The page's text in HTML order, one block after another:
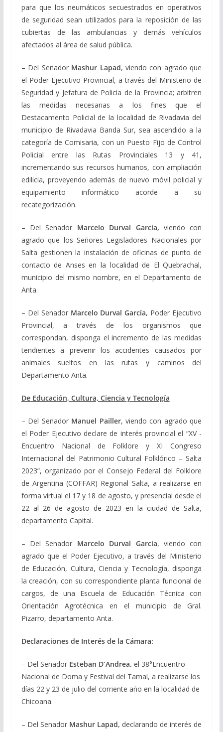
para que los neumáticos secuestrados en operativos
de seguridad sean utilizados para la reposición de las
cubiertas de las ambulancias y demás vehículos
afectados al área de salud pública.
– Del Senador Mashur Lapad, viendo con agrado que
el Poder Ejecutivo Provincial, a través del Ministerio de
Seguridad y Jefatura de Policía de la Provincia; arbitren
las medidas necesarias a los fines que el
Destacamento Policial de la localidad de Rivadavia del
municipio de Rivadavia Banda Sur, sea ascendido a la
categoría de Comisaria, con un Puesto Fijo de Control
Policial entre las Rutas Provinciales 13 y 41,
incrementando sus recursos humanos, con ampliación
edilicia, proveyendo además de nuevo móvil policial y
equipamiento informático acorde a su
recategorización.
– Del Senador Marcelo Durval García, viendo con
agrado que los Señores Legisladores Nacionales por
Salta gestionen la instalación de oficinas de punto de
contacto de Anses en la localidad de El Quebrachal,
municipio del mismo nombre, en el Departamento de
Anta.
– Del Senador Marcelo Durval García, Poder Ejecutivo
Provincial, a través de los organismos que
correspondan, disponga el incremento de las medidas
tendientes a prevenir los accidentes causados por
animales sueltos en las rutas y caminos del
Departamento Anta.
De Educación, Cultura, Ciencia y Tecnología
– Del Senador Manuel Pailler, viendo con agrado que
el Poder Ejecutivo declare de interés provincial el “XV -
Encuentro Nacional de Folklore y XI Congreso
Internacional del Patrimonio Cultural Folklórico – Salta
2023”, organizado por el Consejo Federal del Folklore
de Argentina (COFFAR) Regional Salta, a realizarse en
forma virtual el 17 y 18 de agosto, y presencial desde el
22 al 26 de agosto de 2023 en la ciudad de Salta,
departamento Capital.
– Del Senador Marcelo Durval Garcia, viendo con
agrado que el Poder Ejecutivo, a través del Ministerio
de Educación, Cultura, Ciencia y Tecnología, disponga
la creación, con su correspondiente planta funcional de
cargos, de una Escuela de Educación Técnica con
Orientación Agrotécnica en el municipio de Gral.
Pizarro, departamento Anta.
Declaraciones de Interés de la Cámara:
– Del Senador Esteban D´Andrea, el 38°Encuentro
Nacional de Doma y Festival del Tamal, a realizarse los
días 22 y 23 de julio del corriente año en la localidad de
Chicoana.
– Del Senador Mashur Lapad, declarando de interés de